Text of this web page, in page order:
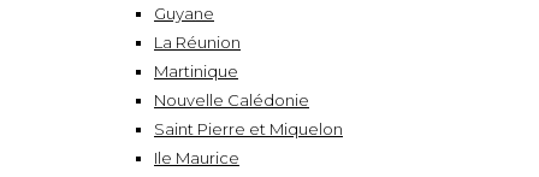
Guyane
La Réunion
Martinique
Nouvelle Calédonie
Saint Pierre et Miquelon
Ile Maurice